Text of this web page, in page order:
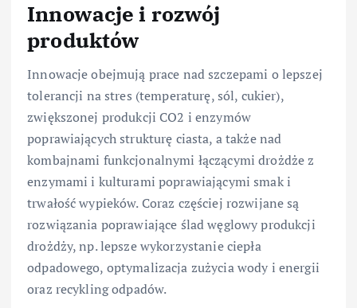
Innowacje i rozwój
produktów
Innowacje obejmują prace nad szczepami o lepszej
tolerancji na stres (temperaturę, sól, cukier),
zwiększonej produkcji CO2 i enzymów
poprawiających strukturę ciasta, a także nad
kombajnami funkcjonalnymi łączącymi drożdże z
enzymami i kulturami poprawiającymi smak i
trwałość wypieków. Coraz częściej rozwijane są
rozwiązania poprawiające ślad węglowy produkcji
drożdży, np. lepsze wykorzystanie ciepła
odpadowego, optymalizacja zużycia wody i energii
oraz recykling odpadów.